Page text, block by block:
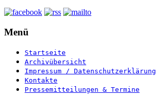
Menü
Startseite
Archivübersicht
Impressum / Datenschutzerklärung
Kontakte
Pressemitteilungen & Termine